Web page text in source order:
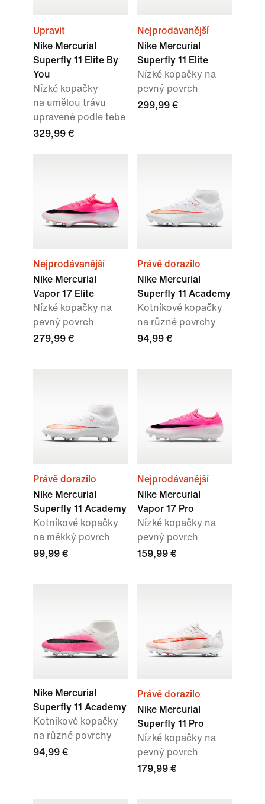
Upravit
Nike Mercurial
Superfly 11 Elite By
You
Nízké kopačky
na umělou trávu
upravené podle tebe
329,99 €
Nejprodávanější
Nike Mercurial
Superfly 11 Elite
Nízké kopačky na
pevný povrch
299,99 €
Nejprodávanější
Nike Mercurial
Vapor 17 Elite
Nízké kopačky na
pevný povrch
279,99 €
Právě dorazilo
Nike Mercurial
Superfly 11 Academy
Kotníkové kopačky
na různé povrchy
94,99 €
Právě dorazilo
Nike Mercurial
Superfly 11 Academy
Kotníkové kopačky
na měkký povrch
99,99 €
Nejprodávanější
Nike Mercurial
Vapor 17 Pro
Nízké kopačky na
pevný povrch
159,99 €
Nike Mercurial
Superfly 11 Academy
Kotníkové kopačky
na různé povrchy
94,99 €
Právě dorazilo
Nike Mercurial
Superfly 11 Pro
Nízké kopačky na
pevný povrch
179,99 €